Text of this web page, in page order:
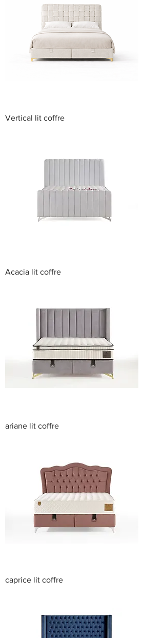
Vertical lit coffre
Acacia lit coffre
ariane lit coffre
caprice lit coffre